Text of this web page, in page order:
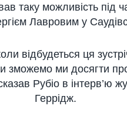
таку можливість під
Лавровим у
відбудеться ця
зможемо ми досягти
Рубіо в інтерв’ю
Геррідж.